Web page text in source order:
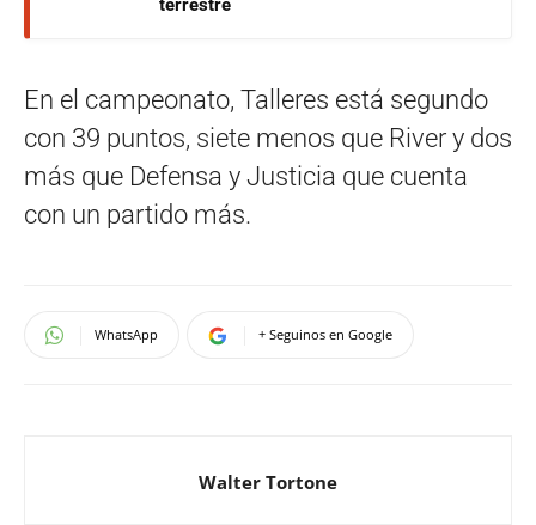
terrestre
En el campeonato, Talleres está segundo
con 39 puntos, siete menos que River y dos
más que Defensa y Justicia que cuenta
con un partido más.
WhatsApp + Seguinos en Google
Walter Tortone